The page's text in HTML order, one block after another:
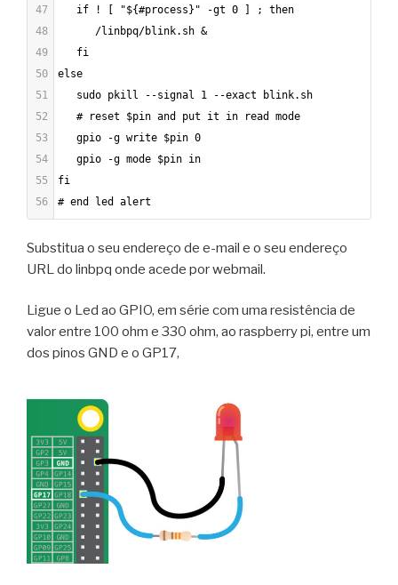
47
   if ! [ "${#process}" -gt 0 ] ; then
48
      /linbpq/blink.sh &
49
   fi
50
else
51
   sudo pkill --signal 1 --exact blink.sh
52
   # reset $pin and put it in read mode
53
   gpio -g write $pin 0
54
   gpio -g mode $pin in
55
fi
56
# end led alert
Substitua o seu endereço de e-mail e o seu endereço
URL do linbpq onde acede por webmail.
Ligue o Led ao GPIO, em série com uma resistência de
valor entre 100 ohm e 330 ohm, ao raspberry pi, entre um
dos pinos GND e o GP17,